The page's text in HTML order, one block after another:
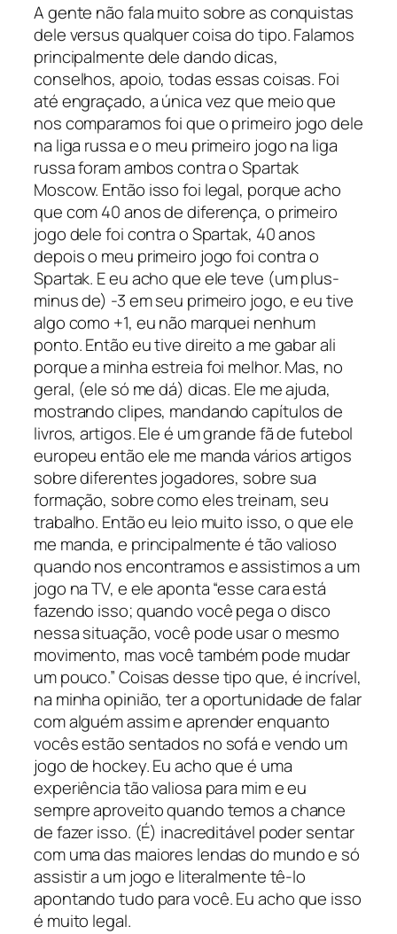
A gente não fala muito sobre as conquistas
dele versus qualquer coisa do tipo. Falamos
principalmente dele dando dicas,
conselhos, apoio, todas essas coisas. Foi
até engraçado, a única vez que meio que
nos comparamos foi que o primeiro jogo dele
na liga russa e o meu primeiro jogo na liga
russa foram ambos contra o Spartak
Moscow. Então isso foi legal, porque acho
que com 40 anos de diferença, o primeiro
jogo dele foi contra o Spartak, 40 anos
depois o meu primeiro jogo foi contra o
Spartak. E eu acho que ele teve (umplus-
minusde) -3 em seu primeiro jogo, e eu tive
algo como +1, eu não marquei nenhum
ponto. Então eu tive direito a me gabar ali
porque a minha estreia foi melhor. Mas, no
geral, (ele só me dá) dicas. Ele me ajuda,
mostrando clipes, mandando capítulos de
livros, artigos. Ele é um grande fã de futebol
europeu então ele me manda vários artigos
sobre diferentes jogadores, sobre sua
formação, sobre como eles treinam, seu
trabalho. Então eu leio muito isso, o que ele
me manda, e principalmente é tão valioso
quando nos encontramos e assistimos a um
jogo na TV, e ele aponta “esse cara está
fazendo isso; quando você pega o disco
nessa situação, você pode usar o mesmo
movimento, mas você também pode mudar
um pouco.” Coisas desse tipo que, é incrível,
na minha opinião, ter a oportunidade de falar
com alguém assim e aprender enquanto
vocês estão sentados no sofá e vendo um
jogo de hockey. Eu acho que é uma
experiência tão valiosa para mim e eu
sempre aproveito quando temos a chance
de fazer isso. (É) inacreditável poder sentar
com uma das maiores lendas do mundo e só
assistir a um jogo e literalmente tê-lo
apontando tudo para você. Eu acho que isso
é muito legal.